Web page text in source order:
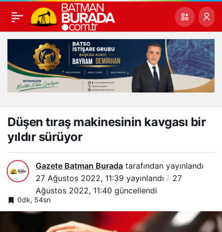
Düşen tıraş makinesinin kavgası bir
yıldır sürüyor
Gazete Batman Burada tarafından yayınlandı
27 Ağustos 2022, 11:39 yayınlandı
27
Ağustos 2022, 11:40 güncellendi
0dk, 54sn